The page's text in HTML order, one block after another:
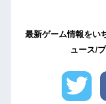
最新ゲーム情報をい
ュース/